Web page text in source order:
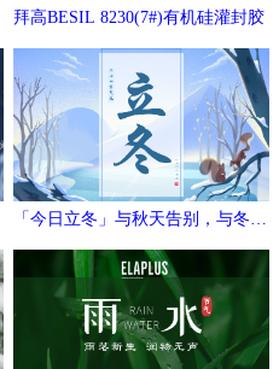
拜高BESIL 8230(7#)有机硅灌封胶
「今日立冬」与秋天告别，与冬日
相拥